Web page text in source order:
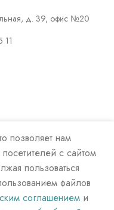
д. 39, офис №20
11
ПОИСК
позволяет нам
с сайтом
пользоваться
файлов
соглашением и